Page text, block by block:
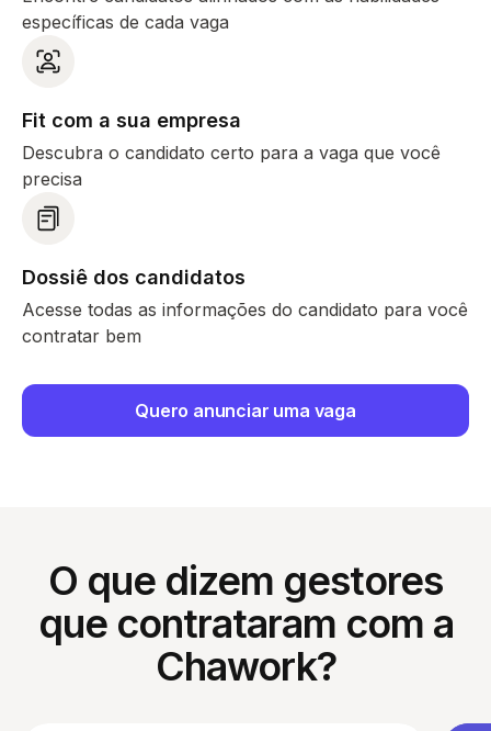
específicas de cada vaga
Fit com a sua empresa
Descubra o candidato certo para a vaga que você
precisa
Dossiê dos candidatos
Acesse todas as informações do candidato para você
contratar bem
Quero anunciar uma vaga
O que dizem gestores
que contrataram com a
Chawork?